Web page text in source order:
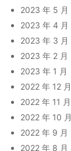
2023 年 5 月
2023 年 4 月
2023 年 3 月
2023 年 2 月
2023 年 1 月
2022 年 12 月
2022 年 11 月
2022 年 10 月
2022 年 9 月
2022 年 8 月